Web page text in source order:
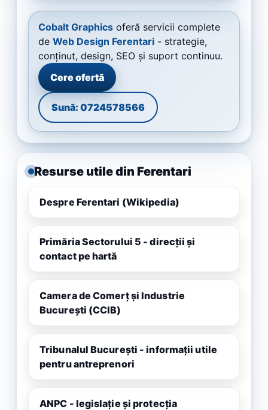
Cobalt Graphics oferă servicii complete
de Web Design Ferentari - strategie,
conținut, design, SEO și suport continuu.
Cere ofertă
Sună: 0724578566
Resurse utile din Ferentari
Despre Ferentari (Wikipedia)
Primăria Sectorului 5 - direcții și
contact pe hartă
Camera de Comerț și Industrie
București (CCIB)
Tribunalul București - informații utile
pentru antreprenori
ANPC - legislație și protecția